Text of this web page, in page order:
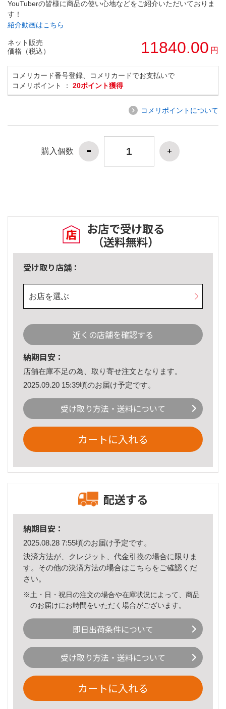
YouTuberの皆様に商品の使い心地などをご紹介いただいておりま
す！
紹介動画はこちら
ネット販売
価格（税込）
11840.00 円
コメリカード番号登録、コメリカードでお支払いで
コメリポイント ： 20ポイント獲得
コメリポイントについて
購入個数
お店で受け取る
（送料無料）
受け取り店舗：
お店を選ぶ
近くの店舗を確認する
納期目安：
店舗在庫不足の為、取り寄せ注文となります。
2025.09.20 15:39頃のお届け予定です。
受け取り方法・送料について
カートに入れる
配送する
納期目安：
2025.08.28 7:55頃のお届け予定です。
決済方法が、クレジット、代金引換の場合に限りま
す。その他の決済方法の場合はこちら をご確認くだ
さい。
※土・日・祝日の注文の場合や在庫状況によって、商品
のお届けにお時間をいただく場合がございます。
即日出荷条件について
受け取り方法・送料について
カートに入れる